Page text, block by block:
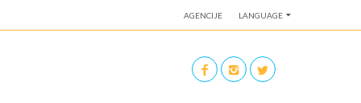
AGENCIJE LANGUAGE